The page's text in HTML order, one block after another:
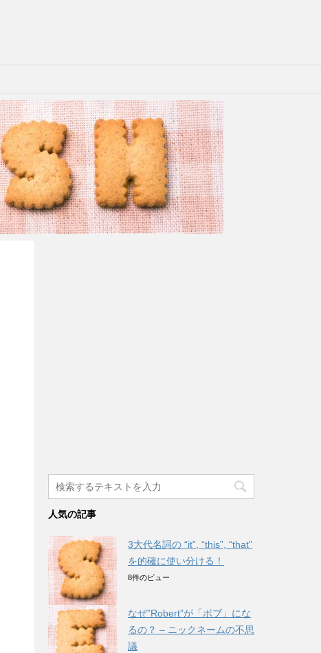
人気の記事
3大代名詞の “it”, “this”, “that”
を的確に使い分ける！
8件のビュー
なぜ”Robert”が「ボブ」にな
るの？ – ニックネームの不思
議